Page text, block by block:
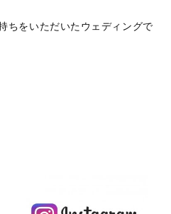
ちをいただいたウェディングで